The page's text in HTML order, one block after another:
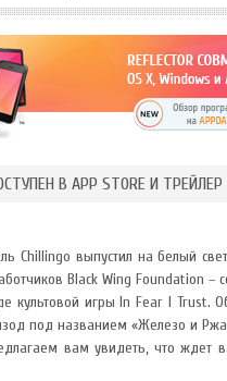
В APP STORE И
Chillingo выпустил на белый
Black Wing Foundation –
культовой игры In Fear I Trust.
под названием «Железо и
вам увидеть, что ждет